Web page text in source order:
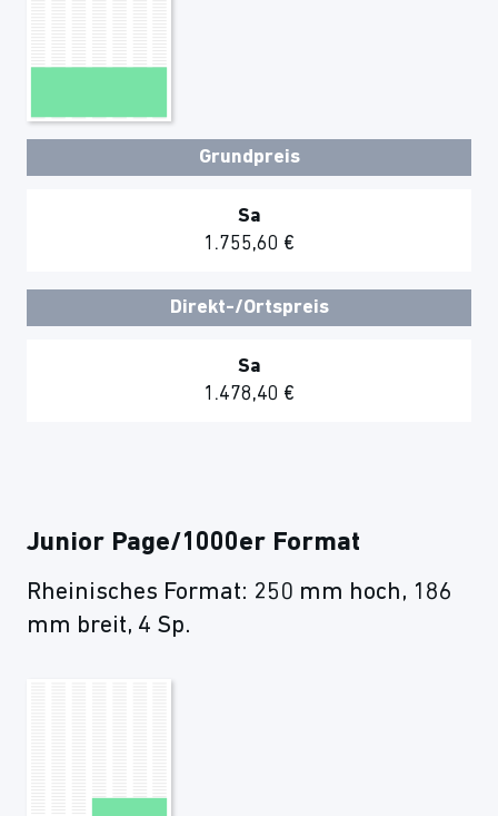
Grundpreis
Sa
1.755,60 €
Direkt-/Ortspreis
Sa
1.478,40 €
Junior Page/1000er Format
Rheinisches Format: 250 mm hoch, 186
mm breit, 4 Sp.